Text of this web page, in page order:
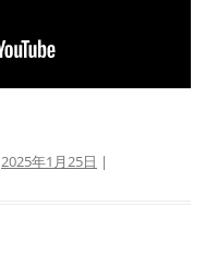
2025年1月25日 |